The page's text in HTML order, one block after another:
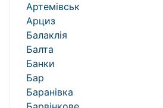
Артемівськ
Арциз
Балаклія
Балта
Банки
Бар
Баранівка